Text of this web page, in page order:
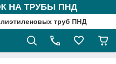
НА ТРУБЫ ПНД
труб ПНД